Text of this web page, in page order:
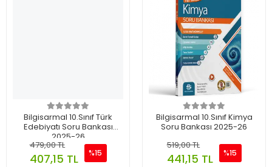
Bilgisarmal 10.Sınıf Türk
Edebiyatı Soru Bankası
2025-26
479,00 TL
407,15 TL %15
Bilgisarmal 10.Sınıf Kimya
Soru Bankası 2025-26
519,00 TL
441,15 TL %15